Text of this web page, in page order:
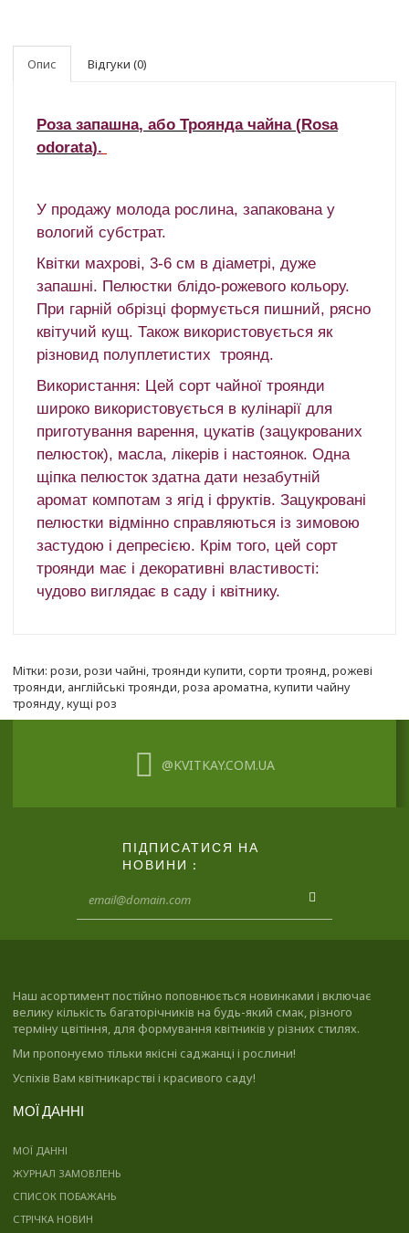
Опис Відгуки (0)
Роза запашна, або Троянда чайна (Rosa
odorata).
У продажу молода рослина, запакована у
вологий субстрат.
Квітки махрові, 3-6 см в діаметрі, дуже
запашні. Пелюстки блідо-рожевого кольору.
При гарній обрізці формується пишний, рясно
квітучий кущ. Також використовується як
різновид полуплетистих троянд.
Використання: Цей сорт чайної троянди
широко використовується в кулінарії для
приготування варення, цукатів (зацукрованих
пелюсток), масла, лікерів і настоянок. Одна
щіпка пелюсток здатна дати незабутній
аромат компотам з ягід і фруктів. Зацукровані
пелюстки відмінно справляються із зимовою
застудою і депресією. Крім того, цей сорт
троянди має і декоративні властивості:
чудово виглядає в саду і квітнику.
Мітки: рози,рози чайні,троянди купити,сорти троянд,рожеві
троянди, англійські троянди,роза ароматна,купити чайну
троянду,кущі роз
@KVITKAY.COM.UA
ПІДПИСАТИСЯ НА
НОВИНИ :
Наш асортимент постійно поповнюється новинками і включає
велику кількість багаторічників на будь-який смак, різного
терміну цвітіння, для формування квітників у різних стилях.
Ми пропонуємо тільки якісні саджанці і рослини!
Успіхів Вам квітникарстві і красивого саду!
МОЇ ДАННІ
МОЇ ДАННІ
ЖУРНАЛ ЗАМОВЛЕНЬ
СПИСОК ПОБАЖАНЬ
СТРІЧКА НОВИН